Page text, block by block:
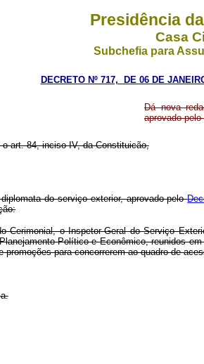
Presidência
Casa
Subchefia para
DECRETO Nº 717, DE 06 DE
Dá nova
aprovado pelo
art. 84, inciso IV, da Constituicão,
do serviço exterior, aprovado pelo
o Inspetor-Geral do Serviço
Político e Econômico, reunidos
para concorrerem ao quadro de